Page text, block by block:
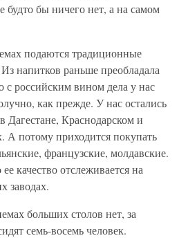
будто бы ничего нет, а на самом
подаются традиционные
напитков раньше преобладала
с российским вином дела у нас
как прежде. У нас остались
Дагестане, Краснодарском и
А потому приходится покупать
французские, молдавские.
качество отслеживается на
заводах.
больших столов нет, за
семь-восемь человек.